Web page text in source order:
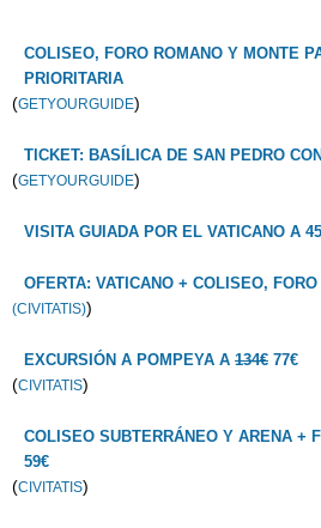
COLISEO, FORO ROMANO Y MONTE
PRIORITARIA
(GETYOURGUIDE)
TICKET: BASÍLICA DE SAN PEDRO
(GETYOURGUIDE)
VISITA GUIADA POR EL VATICANO A
OFERTA: VATICANO + COLISEO,
(CIVITATIS))
EXCURSIÓN A POMPEYA A 134€ 77€
(CIVITATIS)
COLISEO SUBTERRÁNEO Y ARENA +
59€
(CIVITATIS)